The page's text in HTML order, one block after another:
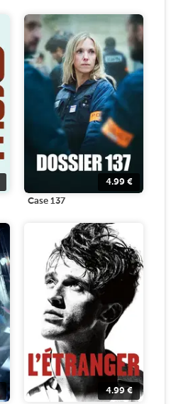
4.99 €
Case 137
4.99€